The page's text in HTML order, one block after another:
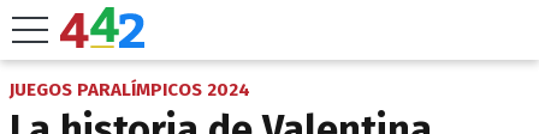
JUEGOS PARALÍMPICOS 2024